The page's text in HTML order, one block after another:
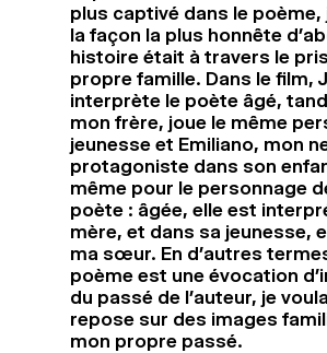
plus captivé dans le poème,
la façon la plus honnête
histoire était à travers le
propre famille. Dans le film,
interprète le poète âgé,
mon frère, joue le même
jeunesse et Emiliano, mon
protagoniste dans son
même pour le personnage
poète : âgée, elle est
mère, et dans sa jeunesse,
ma sœur. En d’autres
poème est une évocation
du passé de l’auteur, je
repose sur des images
mon propre passé.